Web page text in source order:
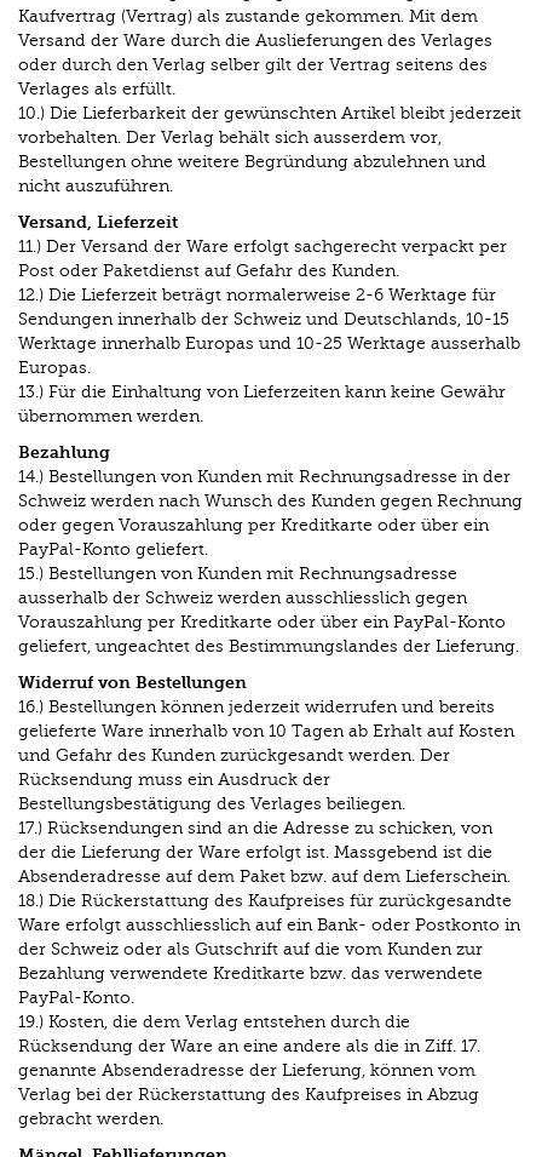
Kaufvertrag (Vertrag) als zustande gekommen. Mit dem
Versand der Ware durch die Auslieferungen des Verlages
oder durch den Verlag selber gilt der Vertrag seitens des
Verlages als erfüllt.
10.) Die Lieferbarkeit der gewünschten Artikel bleibt jederzeit
vorbehalten. Der Verlag behält sich ausserdem vor,
Bestellungen ohne weitere Begründung abzulehnen und
nicht auszuführen.
Versand, Lieferzeit
11.) Der Versand der Ware erfolgt sachgerecht verpackt per
Post oder Paketdienst auf Gefahr des Kunden.
12.) Die Lieferzeit beträgt normalerweise 2-6 Werktage für
Sendungen innerhalb der Schweiz und Deutschlands, 10-15
Werktage innerhalb Europas und 10-25 Werktage ausserhalb
Europas.
13.) Für die Einhaltung von Lieferzeiten kann keine Gewähr
übernommen werden.
Bezahlung
14.) Bestellungen von Kunden mit Rechnungsadresse in der
Schweiz werden nach Wunsch des Kunden gegen Rechnung
oder gegen Vorauszahlung per Kreditkarte oder über ein
PayPal-Konto geliefert.
15.) Bestellungen von Kunden mit Rechnungsadresse
ausserhalb der Schweiz werden ausschliesslich gegen
Vorauszahlung per Kreditkarte oder über ein PayPal-Konto
geliefert, ungeachtet des Bestimmungslandes der Lieferung.
Widerruf von Bestellungen
16.) Bestellungen können jederzeit widerrufen und bereits
gelieferte Ware innerhalb von 10 Tagen ab Erhalt auf Kosten
und Gefahr des Kunden zurückgesandt werden. Der
Rücksendung muss ein Ausdruck der
Bestellungsbestätigung des Verlages beiliegen.
17.) Rücksendungen sind an die Adresse zu schicken, von
der die Lieferung der Ware erfolgt ist. Massgebend ist die
Absenderadresse auf dem Paket bzw. auf dem Lieferschein.
18.) Die Rückerstattung des Kaufpreises für zurückgesandte
Ware erfolgt ausschliesslich auf ein Bank- oder Postkonto in
der Schweiz oder als Gutschrift auf die vom Kunden zur
Bezahlung verwendete Kreditkarte bzw. das verwendete
PayPal-Konto.
19.) Kosten, die dem Verlag entstehen durch die
Rücksendung der Ware an eine andere als die in Ziff. 17.
genannte Absenderadresse der Lieferung, können vom
Verlag bei der Rückerstattung des Kaufpreises in Abzug
gebracht werden.